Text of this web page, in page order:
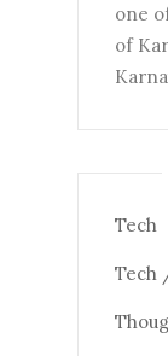
one
of
Tech
Tech